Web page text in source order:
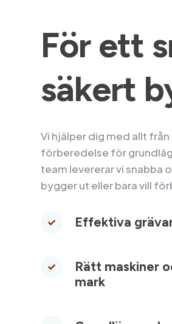
För ett
säkert
Vi hjälper dig med allt
förberedelse för
team levererar vi snabba
bygger ut eller bara vill
 Effektiva

Rätt maskiner
mark